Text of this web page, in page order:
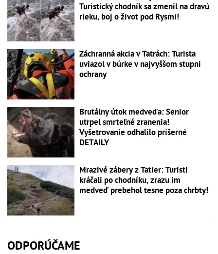
Turistický chodník sa zmenil na dravú
rieku, boj o život pod Rysmi!
Záchranná akcia v Tatrách: Turista
uviazol v búrke v najvyššom stupni
ochrany
Brutálny útok medveďa: Senior
utrpel smrteľné zranenia!
Vyšetrovanie odhalilo príšerné
DETAILY
Mrazivé zábery z Tatier: Turisti
kráčali po chodníku, zrazu im
medveď prebehol tesne poza chrbty!
ODPORÚČAME